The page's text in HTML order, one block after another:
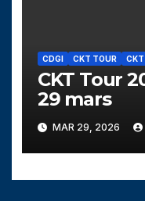
CDGI CKT TOUR
CKT Tour
29 mars
MAR 29, 2026